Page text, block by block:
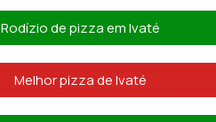
Rodízio de pizza em Ivaté
Melhor pizza de Ivaté